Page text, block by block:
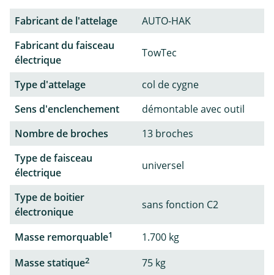
Fabricant de l'attelage
AUTO-HAK
Fabricant du faisceau
électrique
TowTec
Type d'attelage
col de cygne
Sens d'enclenchement
démontable avec outil
Nombre de broches
13 broches
Type de faisceau
électrique
universel
Type de boitier
électronique
sans fonction C2
Masse remorquable1
1.700 kg
Masse statique2
75 kg